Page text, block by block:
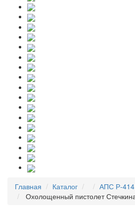
Главная Каталог
АПС Р-414
Охолощенный пистолет